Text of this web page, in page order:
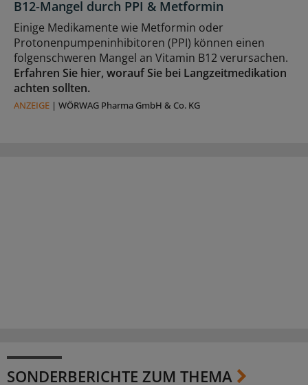
B12-Mangel durch PPI & Metformin
Einige Medikamente wie Metformin oder
Protonenpumpeninhibitoren (PPI) können einen
folgenschweren Mangel an Vitamin B12 verursachen.
Erfahren Sie hier, worauf Sie bei Langzeitmedikation
achten sollten.
ANZEIGE | WÖRWAG Pharma GmbH & Co. KG
SONDERBERICHTE ZUM THEMA